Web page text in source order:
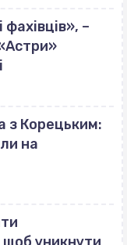
–
з Корецьким:
на
щоб уникнути